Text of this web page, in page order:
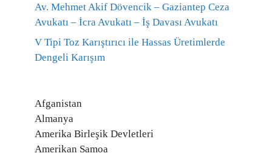
Av. Mehmet Akif Dövencik – Gaziantep Ceza
Avukatı – İcra Avukatı – İş Davası Avukatı
V Tipi Toz Karıştırıcı ile Hassas Üretimlerde
Dengeli Karışım
Afganistan
Almanya
Amerika Birleşik Devletleri
Amerikan Samoa